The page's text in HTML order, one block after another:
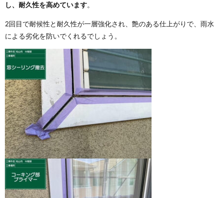
し、耐久性を高めています。
2回目で耐候性と耐久性が一層強化され、艶のある仕上がりで、雨水
による劣化を防いでくれるでしょう。